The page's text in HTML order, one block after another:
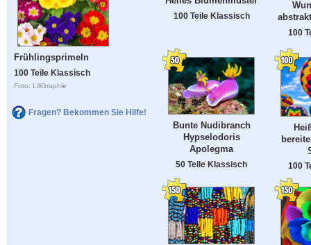
Frühlingsprimeln
100 Teile Klassisch
Foto: LiliGraphie
Fragen? Bekommen Sie Hilfe!
100 Teile Klassisch
100
Bunte Nudibranch
Hypselodoris
Apolegma
50 Teile Klassisch 100